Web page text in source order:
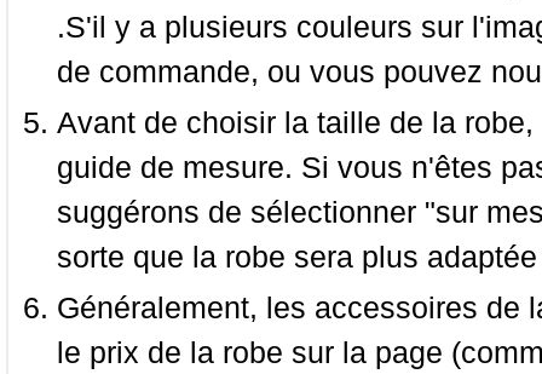
.S'il y a plusieurs couleurs sur
de commande, ou vous pouvez
Avant de choisir la taille de la
guide de mesure. Si vous n'êtes
suggérons de sélectionner "sur
sorte que la robe sera plus
Généralement, les accessoires de
le prix de la robe sur la page